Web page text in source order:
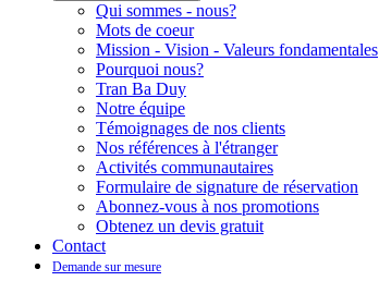
Qui sommes - nous?
Mots de coeur
Mission - Vision - Valeurs fondamentales
Pourquoi nous?
Tran Ba Duy
Notre équipe
Témoignages de nos clients
Nos références à l'étranger
Activités communautaires
Formulaire de signature de réservation
Abonnez-vous à nos promotions
Obtenez un devis gratuit
Contact
Demande sur mesure